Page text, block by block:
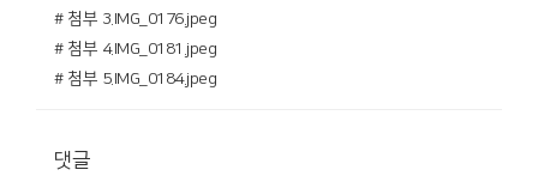
# 첨부 3.IMG_0176.jpeg
# 첨부 4.IMG_0181.jpeg
# 첨부 5.IMG_0184.jpeg
댓글